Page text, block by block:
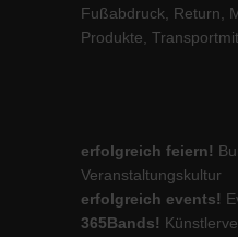
Fußabdruck, Return,
Produkte,
erfolgreich feiern!
Veranstaltungskultur
erfolgreich events!
365Bands!